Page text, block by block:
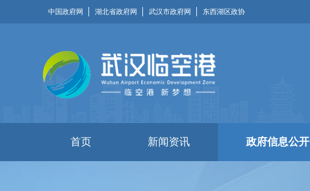
中国政府网 湖北省政府网 武汉市政府网 东西湖区政协
首页 新闻资讯 政府信息公开